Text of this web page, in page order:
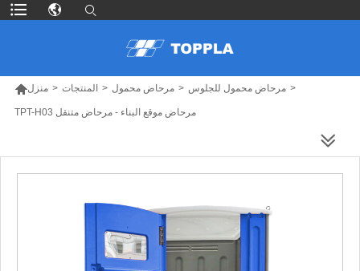
منزل > المنتجات > مرحاض محمول > مرحاض محمول للجلوس >
TPT-H03 مرحاض موقع البناء - مرحاض متنقل